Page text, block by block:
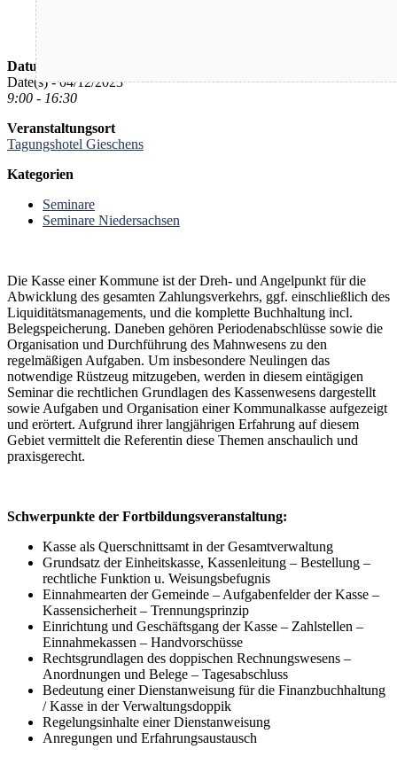
Datum/Zeit
Date(s) - 04/12/2023
9:00 - 16:30
Veranstaltungsort
Tagungshotel Gieschens
Kategorien
Seminare
Seminare Niedersachsen
Die Kasse einer Kommune ist der Dreh- und Angelpunkt für die
Abwicklung des gesamten Zahlungsverkehrs, ggf. einschließlich des
Liquiditätsmanagements, und die komplette Buchhaltung incl.
Belegspeicherung. Daneben gehören Periodenabschlüsse sowie die
Organisation und Durchführung des Mahnwesens zu den
regelmäßigen Aufgaben. Um insbesondere Neulingen das
notwendige Rüstzeug mitzugeben, werden in diesem eintägigen
Seminar die rechtlichen Grundlagen des Kassenwesens dargestellt
sowie Aufgaben und Organisation einer Kommunalkasse aufgezeigt
und erörtert. Aufgrund ihrer langjährigen Erfahrung auf diesem
Gebiet vermittelt die Referentin diese Themen anschaulich und
praxisgerecht.
Schwerpunkte der Fortbildungsveranstaltung:
Kasse als Querschnittsamt in der Gesamtverwaltung
Grundsatz der Einheitskasse, Kassenleitung – Bestellung –
rechtliche Funktion u. Weisungsbefugnis
Einnahmearten der Gemeinde – Aufgabenfelder der Kasse –
Kassensicherheit – Trennungsprinzip
Einrichtung und Geschäftsgang der Kasse – Zahlstellen –
Einnahmekassen – Handvorschüsse
Rechtsgrundlagen des doppischen Rechnungswesens –
Anordnungen und Belege – Tagesabschluss
Bedeutung einer Dienstanweisung für die Finanzbuchhaltung
/ Kasse in der Verwaltungsdoppik
Regelungsinhalte einer Dienstanweisung
Anregungen und Erfahrungsaustausch